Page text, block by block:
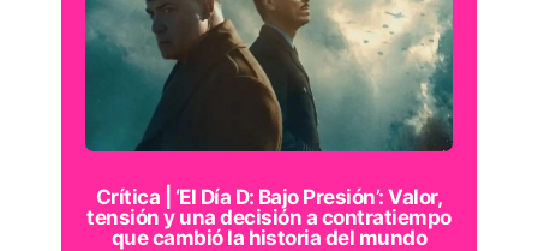
Crítica | ‘El Día D: Bajo Presión’: Valor,
tensión y una decisión a contratiempo
que cambió la historia del mundo